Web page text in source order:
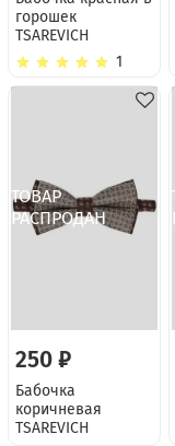
горошек
TSAREVICH
1
250 ₽
Бабочка
коричневая
TSAREVICH